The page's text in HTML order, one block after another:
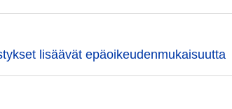
lisäävät epäoikeudenmukaisuutta